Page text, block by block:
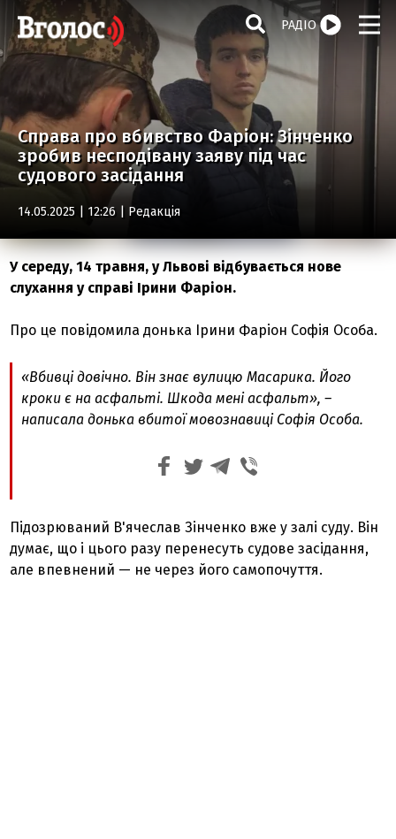
РАДІО
Справа про вбивство Фаріон: Зінченко
зробив несподівану заяву під час
судового засідання
14.05.2025 | 12:26 | Редакція
У середу, 14 травня, у Львові відбувається нове
слухання у справі Ірини Фаріон.
Про це повідомила донька Ірини Фаріон Софія Особа.
«Вбивці довічно. Він знає вулицю Масарика. Його
кроки є на асфальті. Шкода мені асфальт», –
написала донька вбитої мовознавиці Софія Особа.
Підозрюваний В'ячеслав Зінченко вже у залі суду. Він
думає, що і цього разу перенесуть судове засідання,
але впевнений — не через його самопочуття.